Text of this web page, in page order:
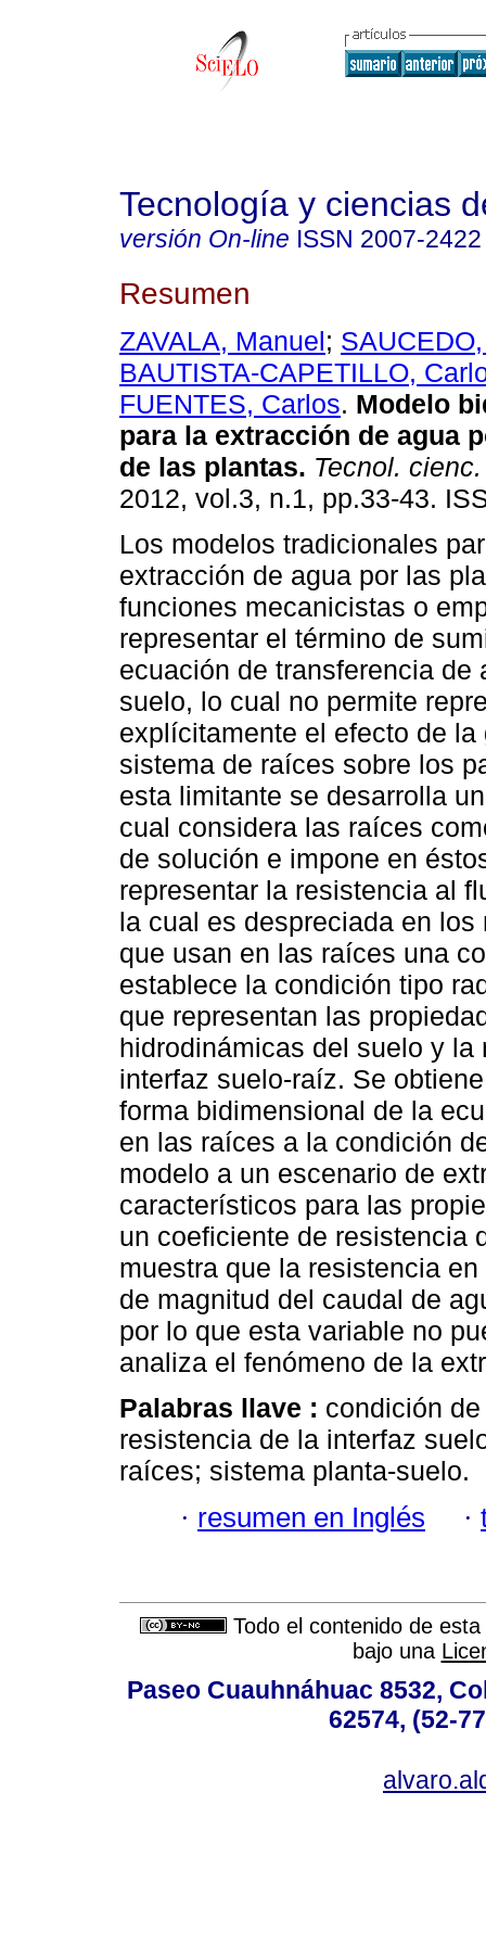
Tecnología y ciencias
versión On-line ISSN 2007-2422
Resumen
ZAVALA, Manuel;
BAUTISTA-CAPETILLO,
FUENTES, Carlos. Modelo
para la extracción de agua
de las plantas. Tecnol.
2012, vol.3, n.1, pp.33-43.
Los modelos tradicionales
extracción de agua por las
funciones mecanicistas o
representar el término de
ecuación de transferencia de
suelo, lo cual no permite
explícitamente el efecto de la
sistema de raíces sobre los
esta limitante se desarrolla
cual considera las raíces
de solución e impone en
representar la resistencia al
la cual es despreciada en
que usan en las raíces una
establece la condición tipo
que representan las
hidrodinámicas del suelo y
interfaz suelo-raíz. Se
forma bidimensional de la
en las raíces a la condición
modelo a un escenario de
característicos para las
un coeficiente de resistencia
muestra que la resistencia
de magnitud del caudal de
por lo que esta variable no
analiza el fenómeno de la
Palabras llave : condición
resistencia de la interfaz
raíces; sistema planta-suelo.
· resumen en Inglés ·
Todo el contenido de
bajo una
Paseo Cuauhnáhuac 8532,
62574, (52-